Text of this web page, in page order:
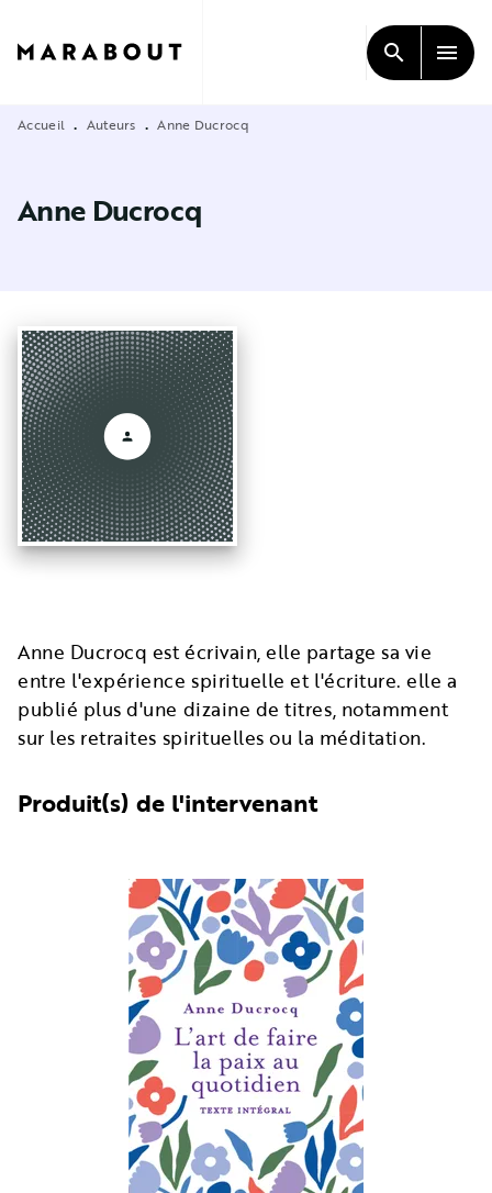
CONTENU
search menu
Accueil • Auteurs • Anne Ducrocq
Anne Ducrocq
Anne Ducrocq est écrivain, elle partage sa vie
entre l'expérience spirituelle et l'écriture. elle a
publié plus d'une dizaine de titres, notamment
sur les retraites spirituelles ou la méditation.
Produit(s) de l'intervenant